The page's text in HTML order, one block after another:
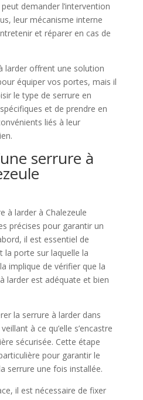
demander l’intervention
leur mécanisme interne
et réparer en cas de
larder offrent une solution
équiper vos portes, mais il
le type de serrure en
et de prendre en
liés à leur
serrure à
à larder à Chalezeule
précises pour garantir un
il est essentiel de
la porte sur laquelle la
implique de vérifier que la
larder est adéquate et bien
la serrure à larder dans
à ce qu’elle s’encastre
sécurisée. Cette étape
pour garantir le
serrure une fois installée.
il est nécessaire de fixer